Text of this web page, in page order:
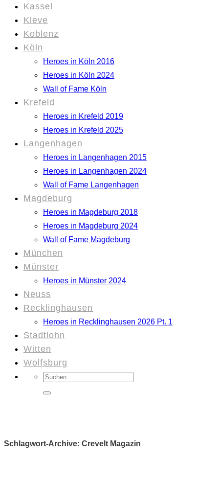
Kassel
Kleve
Koblenz
Köln
Heroes in Köln 2016
Heroes in Köln 2024
Wall of Fame Köln
Krefeld
Heroes in Krefeld 2019
Heroes in Krefeld 2025
Langenhagen
Heroes in Langenhagen 2015
Heroes in Langenhagen 2024
Wall of Fame Langenhagen
Magdeburg
Heroes in Magdeburg 2018
Heroes in Magdeburg 2024
Wall of Fame Magdeburg
München
Münster
Heroes in Münster 2024
Neuss
Recklinghausen
Heroes in Recklinghausen 2026 Pt. 1
Stadtlohn
Witten
Wolfsburg
Suchen
nach:
Schlagwort-Archive: Crevelt Magazin